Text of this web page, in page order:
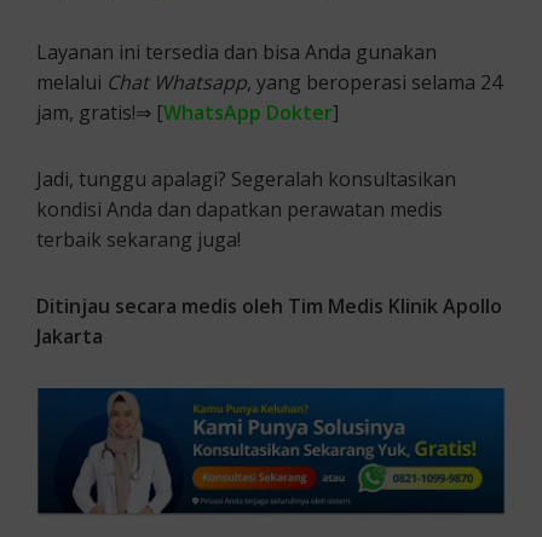
Layanan ini tersedia dan bisa Anda gunakan
melalui Chat Whatsapp, yang beroperasi selama 24
jam, gratis!⇒ [WhatsApp Dokter]
Jadi, tunggu apalagi? Segeralah konsultasikan
kondisi Anda dan dapatkan perawatan medis
terbaik sekarang juga!
Ditinjau secara medis oleh Tim Medis Klinik Apollo
Jakarta